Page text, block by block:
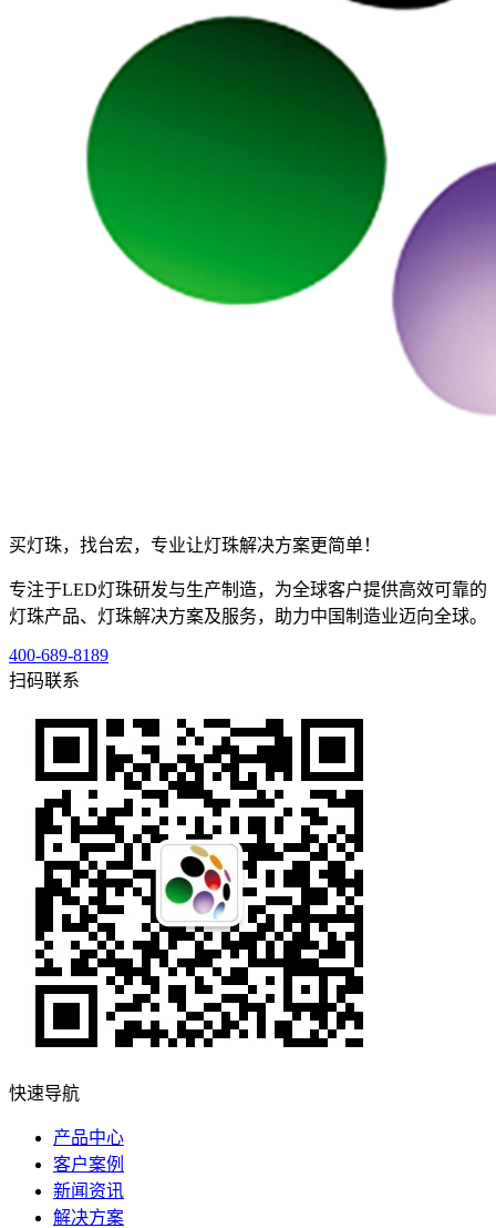
买灯珠，找台宏，专业让灯珠解决方案更简单！
专注于LED灯珠研发与生产制造，为全球客户提供高效可靠的
灯珠产品、灯珠解决方案及服务，助力中国制造业迈向全球。
400-689-8189
扫码联系
快速导航
产品中心
客户案例
新闻资讯
解决方案